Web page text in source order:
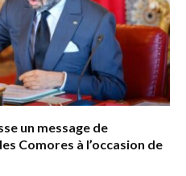
un message de
Comores à l’occasion de